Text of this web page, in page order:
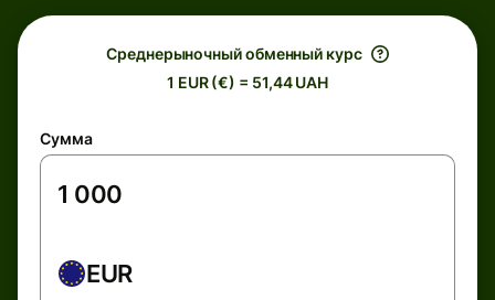
Среднерыночный обменный курс
1 EUR (€) = 51,44 UAH
Сумма
EUR